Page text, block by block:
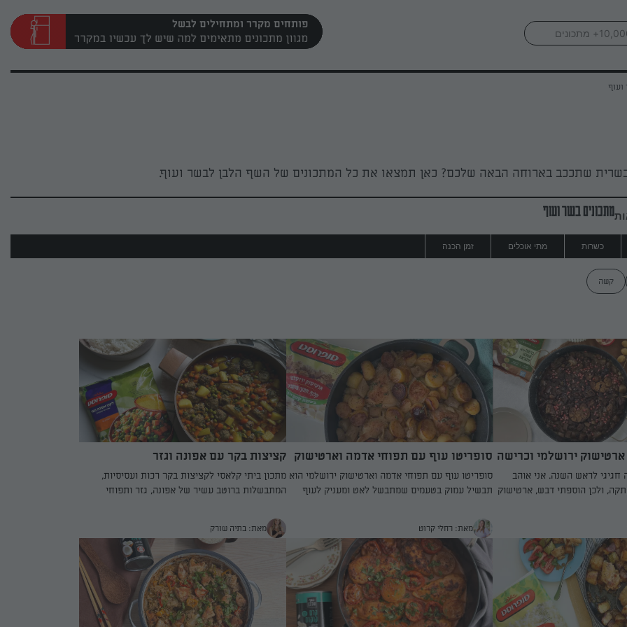
פותחים מקרר ומתחילים לבשל
ועוף
שתככב בארוחה הבאה שלכם? כאן תמצאו את כל המתכונים של השף הלבן לבשר ועוף.
מתכונים בשר ועוף
כשרות מתי אוכלים זמן הכנה
קשה
ירושלמי וכרישה
חגיגי לראש השנה. אני אוהב
ולכן הוספתי דבש, ארטישוק
עוברים חליטה קצרה ושומרים
חוסכים זמן יקר והאיכות
סופריטו עוף עם תפוחי אדמה וארטישוק
ירושלמי
סופריטו עוף עם תפוחי אדמה וארטישוק ירושלמי הוא
תבשיל עמוק בטעמים שמתבשל לאט ומעניק לעוף
האדמה והארטישוק הירושלמי סופגים את טעמי העוף
והופכים כל ביס למלא עושר. ניתן לבשל בתנור או על
הגז, עם אפשרות לשדרוג קל על ידי הוספת סילאן
למתיקות עדינה. מנה מנחמת ומושלמת לכל המשפחה.
מאת: רחלי קרוט
קציצות בקר עם אפונה וגזר
מתכון ביתי קלאסי לקציצות בקר רכות ועסיסיות,
המתבשלות ברוטב עשיר של אפונה, גזר ותפוחי
טוויסט מיוחד לכל ביס. מנה מושלמת לארוחת צהריים
עם אורז בצד, שמשלבת טעמים אהובים ומזינים בכל
מאת: בתיה שורק